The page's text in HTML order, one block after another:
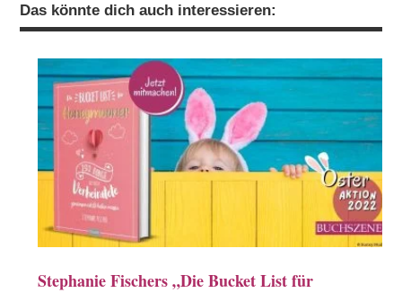
Das könnte dich auch interessieren:
Stephanie Fischers „Die Bucket List für